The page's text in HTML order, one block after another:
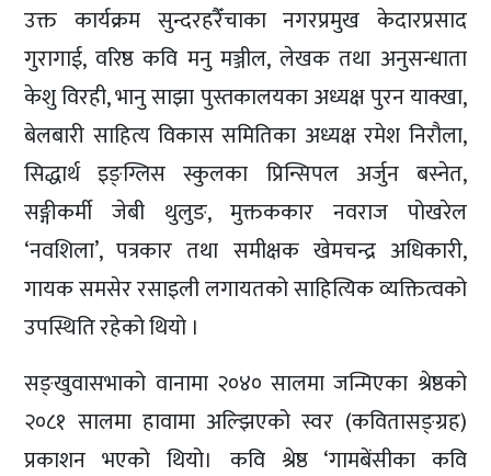
उक्त कार्यक्रम सुन्दरहरैँचाका नगरप्रमुख केदारप्रसाद
गुरागाई, वरिष्ठ कवि मनु मञ्जील, लेखक तथा अनुसन्धाता
केशु विरही, भानु साझा पुस्तकालयका अध्यक्ष पुरन याक्खा,
बेलबारी साहित्य विकास समितिका अध्यक्ष रमेश निरौला,
सिद्धार्थ इङ्ग्लिस स्कुलका प्रिन्सिपल अर्जुन बस्नेत,
सङ्गीकर्मी जेबी थुलुङ, मुक्तककार नवराज पोखरेल
‘नवशिला’, पत्रकार तथा समीक्षक खेमचन्द्र अधिकारी,
गायक समसेर रसाइली लगायतको साहित्यिक व्यक्तित्वको
उपस्थिति रहेको थियो ।
सङ्खुवासभाको वानामा २०४० सालमा जन्मिएका श्रेष्ठको
२०८१ सालमा हावामा अल्झिएको स्वर (कवितासङ्ग्रह)
प्रकाशन भएको थियो। कवि श्रेष्ठ ‘गामबेंसीका कवि